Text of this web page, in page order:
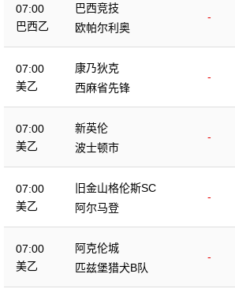
07:00
巴西乙
巴西竞技
-
欧帕尔利奥
07:00
美乙
康乃狄克
-
西麻省先锋
07:00
美乙
新英伦
-
波士顿市
07:00
美乙
旧金山格伦斯SC
-
阿尔马登
07:00
美乙
阿克伦城
-
匹兹堡猎犬B队